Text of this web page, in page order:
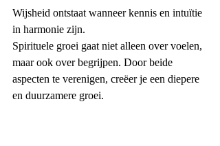
Wijsheid ontstaat wanneer kennis en intuïtie
in harmonie zijn.
Spirituele groei gaat niet alleen over voelen,
maar ook over begrijpen. Door beide
aspecten te verenigen, creëer je een diepere
en duurzamere groei.